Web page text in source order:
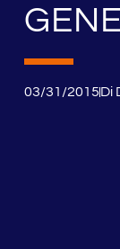
03/31/2015Di